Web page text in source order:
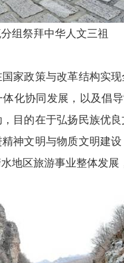
组祭拜中华人文三祖
家政策与改革结构实
化协同发展，以及倡
目的在于弘扬民族优
神文明与物质文明建
地区旅游事业整体发展